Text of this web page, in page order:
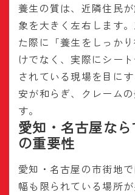
養生の質は、近隣住民
象を大きく左右します
た際に「養生をしっか
けでなく、実際にシー
されている現場を目に
安が和らぎ、クレーム
す。
愛知・名古屋な
の重要性
愛知・名古屋の市街地
幅も限られている場所